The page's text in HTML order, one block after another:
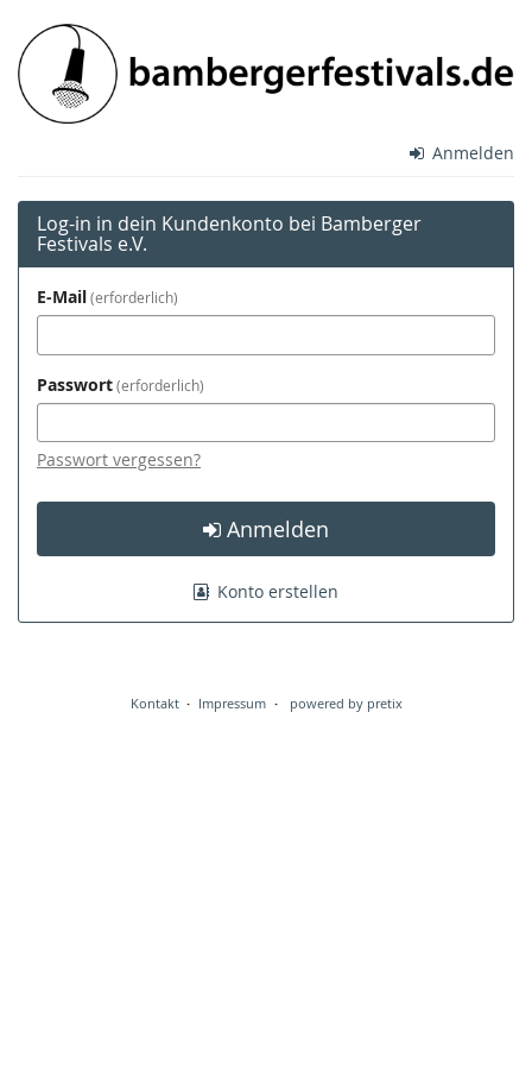
Zum
Haupt-
Inhalt
springen
Bamberger
Festivals
e.V.
Anmelden
Log-in in dein Kundenkonto bei Bamberger
Festivals e.V.
E-Mail erforderlich
Passwort erforderlich
Passwort vergessen?
Anmelden
Konto erstellen
Kontakt Impressum powered by pretix